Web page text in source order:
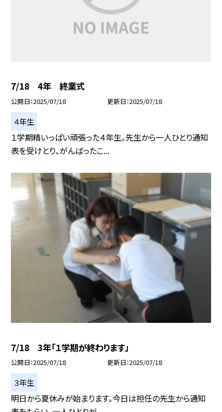
7/18 4年 終業式
公開日 2025/07/18 更新日 2025/07/18
４年生
１学期精いっぱい頑張った４年生。先生から一人ひとり通知
表を受けとり、がんばったこ...
7/18 3年「１学期が終わります」
公開日 2025/07/18 更新日 2025/07/18
３年生
明日から夏休みが始まります。今日は担任の先生から通知